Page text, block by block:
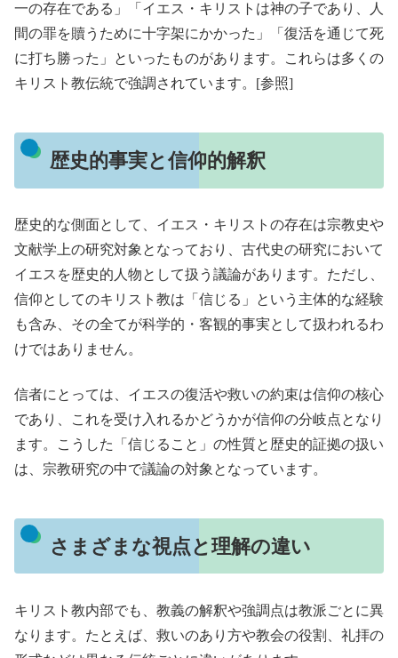
一の存在である」「イエス・キリストは神の子であり、人
間の罪を贖うために十字架にかかった」「復活を通じて死
に打ち勝った」といったものがあります。これらは多くの
キリスト教伝統で強調されています。[参照]
歴史的事実と信仰的解釈
歴史的な側面として、イエス・キリストの存在は宗教史や
文献学上の研究対象となっており、古代史の研究において
イエスを歴史的人物として扱う議論があります。ただし、
信仰としてのキリスト教は「信じる」という主体的な経験
も含み、その全てが科学的・客観的事実として扱われるわ
けではありません。
信者にとっては、イエスの復活や救いの約束は信仰の核心
であり、これを受け入れるかどうかが信仰の分岐点となり
ます。こうした「信じること」の性質と歴史的証拠の扱い
は、宗教研究の中で議論の対象となっています。
さまざまな視点と理解の違い
キリスト教内部でも、教義の解釈や強調点は教派ごとに異
なります。たとえば、救いのあり方や教会の役割、礼拝の